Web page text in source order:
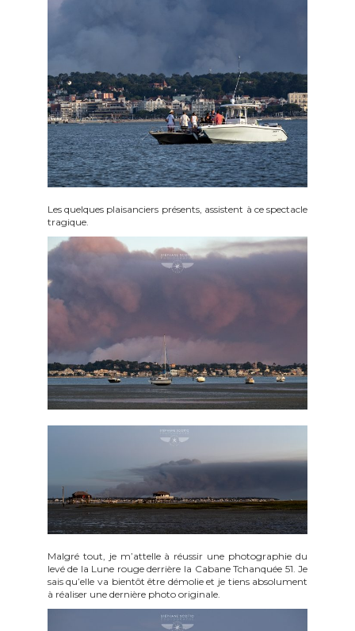
Les quelques plaisanciers présents, assistent à ce spectacle
tragique.
Malgré tout, je m’attelle à réussir une photographie du
levé de la Lune rouge derrière la Cabane Tchanquée 51. Je
sais qu’elle va bientôt être démolie et je tiens absolument
à réaliser une dernière photo originale.